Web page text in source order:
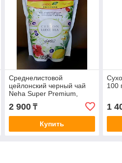
Cреднелистовой
цейлонский черный чай
Neha Super Premium,
2 900₸
Купить
100
1